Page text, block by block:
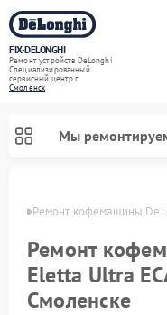
FIX-DELONGHI
Ремонт устройств DeLonghi
Специализированный
cервисный центр г.
Смоленск
Мы
Ремонт кофемашины
Ремонт
Eletta Ultra
Смоленске